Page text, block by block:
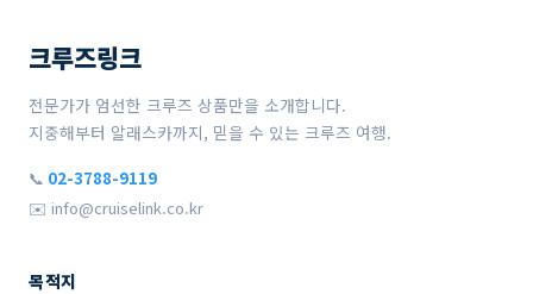
크루즈링크
전문가가 엄선한 크루즈 상품만을 소개합니다.
지중해부터 알래스카까지, 믿을 수 있는 크루즈 여행.
📞 02-3788-9119
✉️ info@cruiselink.co.kr
목적지